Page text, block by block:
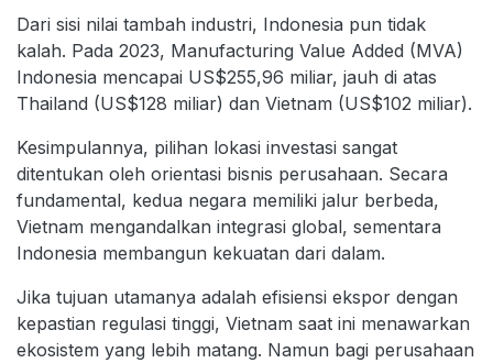
Dari sisi nilai tambah industri, Indonesia pun tidak
kalah. Pada 2023, Manufacturing Value Added (MVA)
Indonesia mencapai US$255,96 miliar, jauh di atas
Thailand (US$128 miliar) dan Vietnam (US$102 miliar).
Kesimpulannya, pilihan lokasi investasi sangat
ditentukan oleh orientasi bisnis perusahaan. Secara
fundamental, kedua negara memiliki jalur berbeda,
Vietnam mengandalkan integrasi global, sementara
Indonesia membangun kekuatan dari dalam.
Jika tujuan utamanya adalah efisiensi ekspor dengan
kepastian regulasi tinggi, Vietnam saat ini menawarkan
ekosistem yang lebih matang. Namun bagi perusahaan